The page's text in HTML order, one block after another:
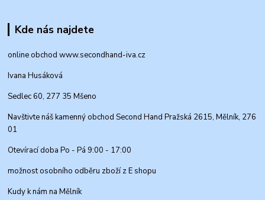
Kde nás najdete
online obchod www.secondhand-iva.cz
Ivana Husáková
Sedlec 60, 277 35 Mšeno
Navštivte náš kamenný obchod Second Hand Pražská 2615, Mělník, 276
01
Otevírací doba Po - Pá 9:00 - 17:00
možnost osobního odběru zboží z E shopu
Kudy k nám na Mělník